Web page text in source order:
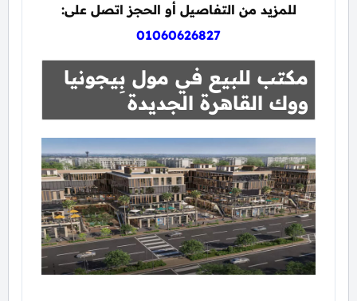
للمزيد من التفاصيل أو الحجز اتصل على:
01060626827
مكتب للبيع في مول بِيجونيا
ووك القاهرة الجديدة